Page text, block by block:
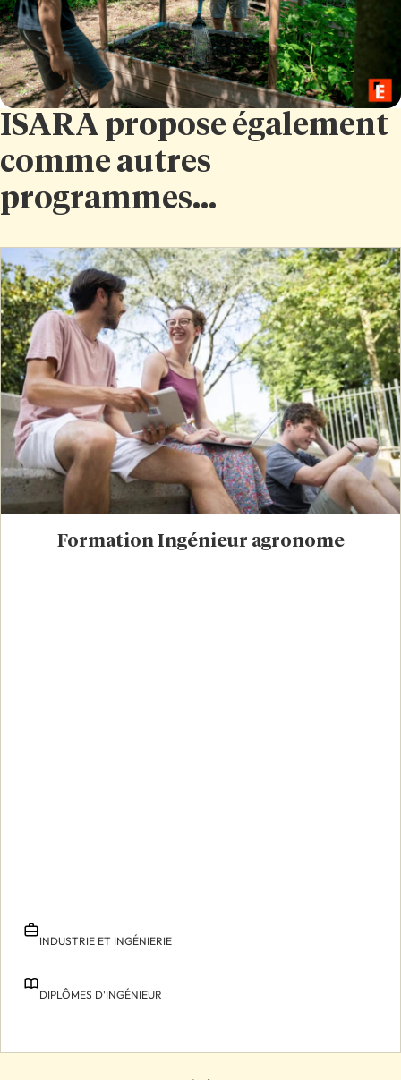
ISARA propose également
comme autres
programmes...
Formation Ingénieur agronome
INDUSTRIE ET INGÉNIERIE
DIPLÔMES D'INGÉNIEUR